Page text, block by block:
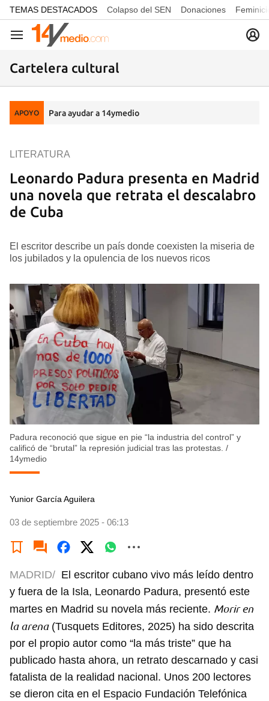
common.go-to-content
TEMAS DESTACADOS Colapso del SEN Donaciones
Navegación
Cartelera cultural
APOYO Para ayudar a 14ymedio
Leonardo Padura presenta en Madrid
una novela que retrata el descalabro
de Cuba
LITERATURA
El escritor describe un país donde coexisten la miseria de
los jubilados y la opulencia de los nuevos ricos
Padura reconoció que sigue en pie “la industria del control” y
calificó de “brutal” la represión judicial tras las protestas. /
14ymedio
Yunior García Aguilera
03 de septiembre 2025 - 06:13
MADRID/ El escritor cubano vivo más leído dentro
y fuera de la Isla, Leonardo Padura, presentó este
martes en Madrid su novela más reciente. Morir en
la arena(Tusquets Editores, 2025) ha sido descrita
por el propio autor como “la más triste” que ha
publicado hasta ahora, un retrato descarnado y casi
fatalista de la realidad nacional. Unos 200 lectores
se dieron cita en el Espacio Fundación Telefónica